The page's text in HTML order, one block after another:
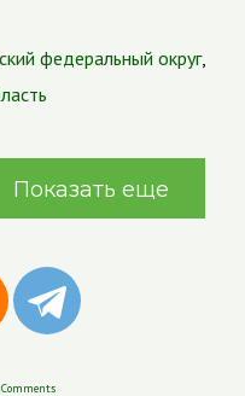
федеральный округ,
Показать еще